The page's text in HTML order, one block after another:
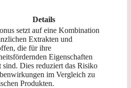
Details
setzt auf eine Kombination
Extrakten und
die für ihre
Eigenschaften
sind. Dies reduziert das Risiko
im Vergleich zu
Produkten.